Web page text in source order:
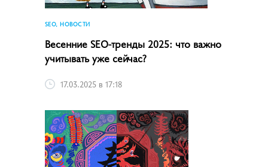
SEO, НОВОСТИ
Весенние SEO-тренды 2025: что важно
учитывать уже сейчас?
17.03.2025 в 17:18